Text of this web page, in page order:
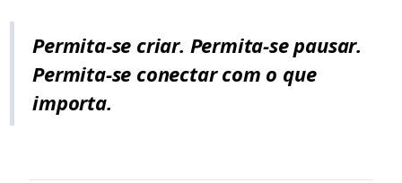
Permita-se criar. Permita-se pausar.
Permita-se conectar com o que
importa.